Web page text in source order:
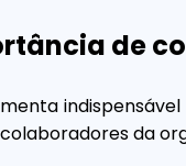
de
da